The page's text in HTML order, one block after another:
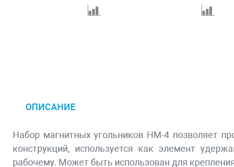
ОПИСАНИЕ
Набор магнитных угольников НМ-4 позволяет
конструкций, используется как элемент
рабочему. Может быть использован для